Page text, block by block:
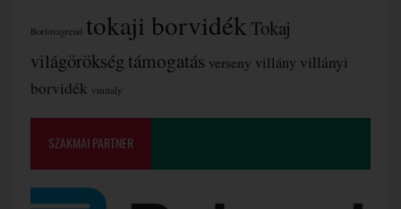
Borlovagrend tokaji borvidékTokaj
világörökségtámogatás verseny villány villányi
borvidék vinitaly
SZAKMAI PARTNER